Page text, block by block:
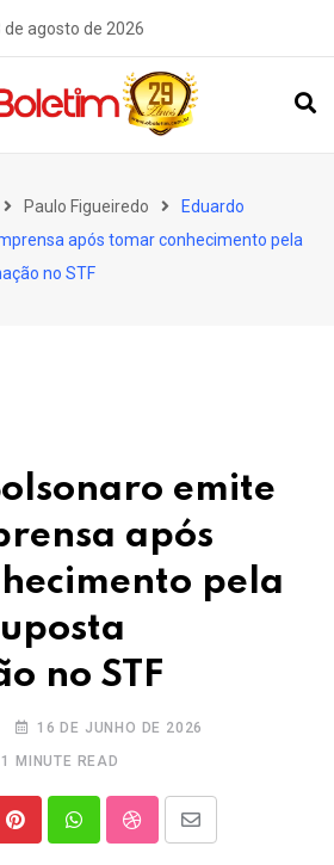
de agosto de 2026
Paulo Figueiredo
Eduardo
após tomar conhecimento pela
no STF
emite
após
pela
no STF
16 DE JUNHO DE 2026
1 MINUTE READ
PinterestWhatsappStumbleUpon
Share